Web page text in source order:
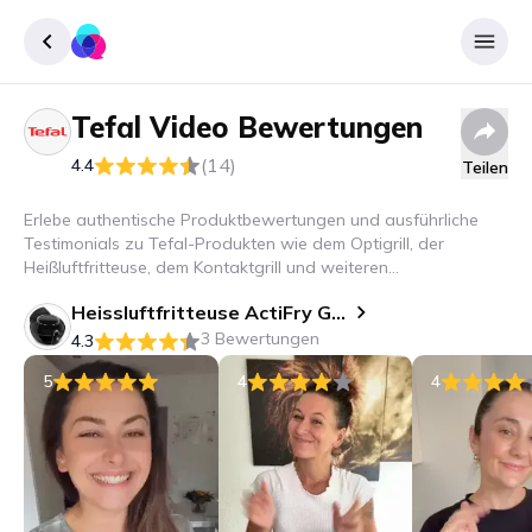
Registrieren
Einloggen
Tefal Video Bewertungen
4.4 (14) Teilen
Erlebe authentische Produktbewertungen und ausführliche
Testimonials zu Tefal-Produkten wie dem Optigrill, der
Heißluftfritteuse, dem Kontaktgrill und weiteren
revolutionieren können!
Heissluftfritteuse ActiFry Genius XL 2in3
4.3
3 Bewertungen
5
4 4